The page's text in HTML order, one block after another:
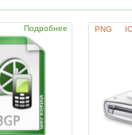
Подробнее PNG